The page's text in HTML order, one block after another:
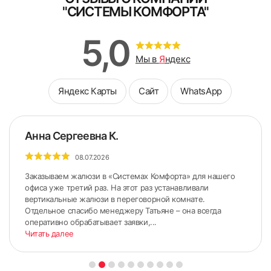
5. По сделанным ранее меткам приложить карниз.
Желательно использовать строительный уровень для
точного горизонтального расположения карниза.
"СИСТЕМЫ КОМФОРТА"
5,0 Мы в Яндекс
Яндекс Карты Сайт WhatsApp
Анна Сергеевна К.
08.07.2026
Заказываем жалюзи в «Системах Комфорта» для нашего
офиса уже третий раз. На этот раз устанавливали
вертикальные жалюзи в переговорной комнате.
Отдельное спасибо менеджеру Татьяне – она всегда
оперативно обрабатывает заявки,...
Читать далее